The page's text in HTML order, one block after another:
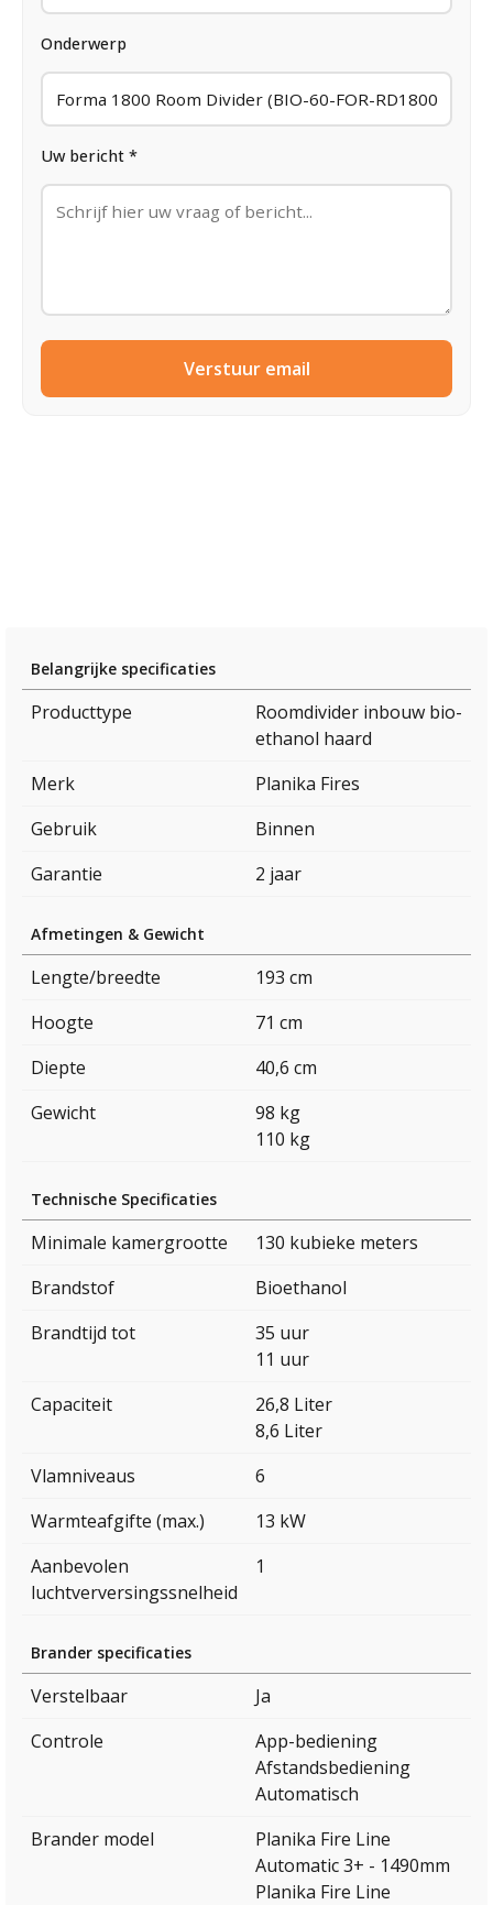
Onderwerp
Uw bericht *
Verstuur email
Belangrijke specificaties
Producttype
Roomdivider inbouw bio-
ethanol haard
Merk
Planika Fires
Gebruik
Binnen
Garantie
2 jaar
Afmetingen & Gewicht
Lengte/breedte
193 cm
Hoogte
71 cm
Diepte
40,6 cm
Gewicht
98 kg
110 kg
Technische Specificaties
Minimale kamergrootte
130 kubieke meters
Brandstof
Bioethanol
Brandtijd tot
35 uur
11 uur
Capaciteit
26,8 Liter
8,6 Liter
Vlamniveaus
6
Warmteafgifte (max.)
13 kW
Aanbevolen
luchtverversingssnelheid
1
Brander specificaties
Verstelbaar
Ja
Controle
App-bediening
Afstandsbediening
Automatisch
Brander model
Planika Fire Line
Automatic 3+ - 1490mm
Planika Fire Line